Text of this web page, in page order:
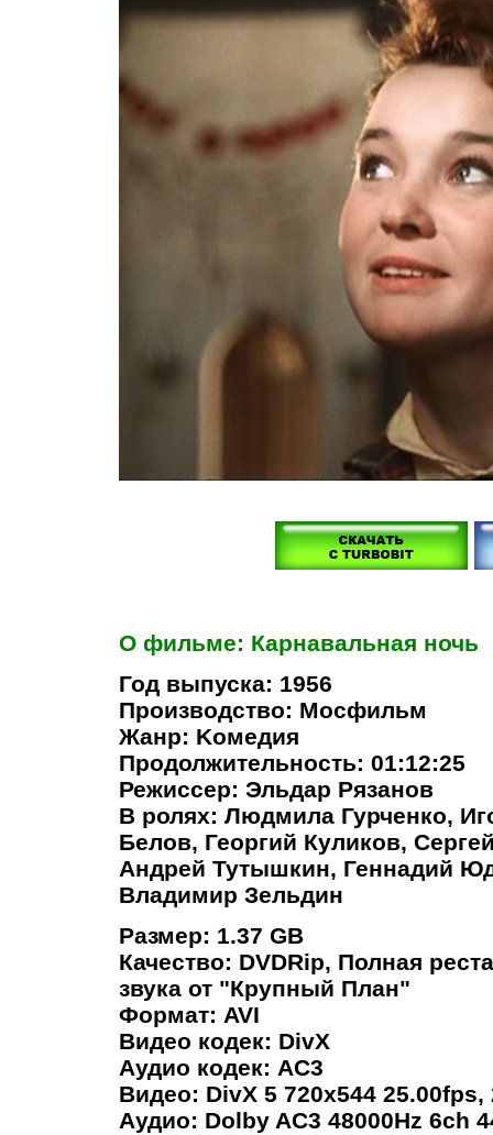
О фильме: Карнавальная ночь
Год выпуска: 1956
Производство: Мосфильм
Жанр: Kомедия
Продолжительность: 01:12:25
Режиссер: Эльдар Рязанов
В ролях: Людмила Гурченко,
Белов, Георгий Куликов,
Андрей Тутышкин, Геннадий
Владимир Зельдин
Размер: 1.37 GB
Качество: DVDRip, Полная
звука от "Крупный План"
Формат: AVI
Видео кодек: DivX
Аудио кодек: AC3
Видео: DivX 5 720x544 25.00fps,
Аудио: Dolby AC3 48000Hz 6ch